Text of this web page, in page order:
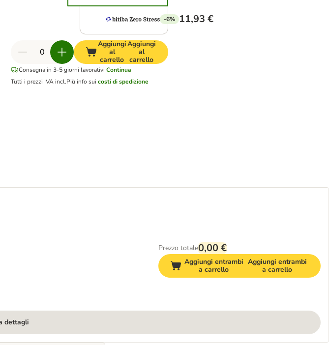
-6% 11,93 €
Aggiungi
al
carrello
Aggiungi
al
carrello
Consegna in 3-5 giorni lavorativi Continua
Tutti i prezzi IVA incl.Più info sui costi di spedizione
Prezzo totale0,00 €
Aggiungi entrambi
a carrello
Aggiungi entrambi
a carrello
dettagli